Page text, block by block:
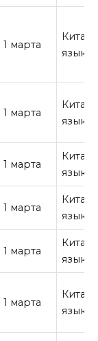
1 марта
язык
1 марта
язык
1 марта
язык
1 марта
язык
1 марта
язык
1 марта
язык